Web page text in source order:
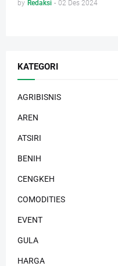
by Redaksi - 02 Des 2024
KATEGORI
AGRIBISNIS
AREN
ATSIRI
BENIH
CENGKEH
COMODITIES
EVENT
GULA
HARGA